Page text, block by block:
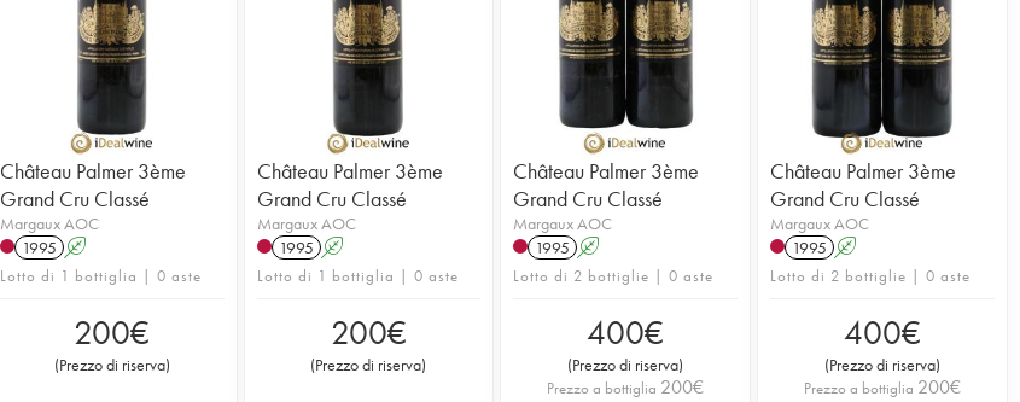
Château Palmer 3ème
Grand Cru Classé
Margaux AOC
1995 A
Lotto di 1 bottiglia | 0 aste
200€
(Prezzo di riserva)
Château Palmer 3ème
Grand Cru Classé
Margaux AOC
1995 A
Lotto di 1 bottiglia | 0 aste
200€
(Prezzo di riserva)
Château Palmer 3ème
Grand Cru Classé
Margaux AOC
1995 A
Lotto di 2 bottiglie | 0 aste
400€
(Prezzo di riserva)
Prezzo a bottiglia 200€
Château Palmer 3ème
Grand Cru Classé
Margaux AOC
1995 A
Lotto di 2 bottiglie | 0 aste
400€
(Prezzo di riserva)
Prezzo a bottiglia 200€